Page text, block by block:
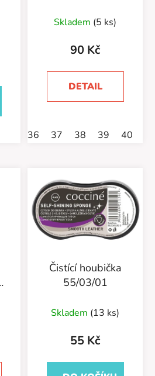
borovice 665/10
Skladem (5 ks)
90 Kč
DETAIL
36 37 38 39 40
Čistící houbička
55/03/01
Skladem (13 ks)
55 Kč